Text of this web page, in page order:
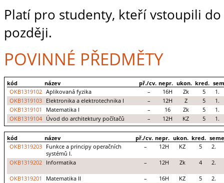
Platí pro studenty, kteří vstoupili
později.
POVINNÉ PŘEDMĚTY
kód název př./cv. nepr. ukon. kred.
OKB1319102 Aplikovaná fyzika – 16H Zk 5
1.
OKB1319103
Elektronika a elektrotechnika I – 12H Z 5
1.
OKB1319101
Matematika I – 16 Zk 5
1.
OKB1319104
Úvod do architektury počítačů – 12H KZ 5 1.
kód název př./cv. nepr. ukon. kred.
OKB1319203
Funkce a principy operačních
systémů I.
– 12H KZ 5 2.
OKB1319202 Informatika – 12H Zk 4 2.
OKB1319201 Matematika II – 16H KZ 5
2.